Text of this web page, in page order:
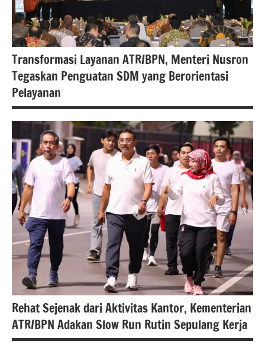
Transformasi Layanan ATR/BPN, Menteri Nusron
Tegaskan Penguatan SDM yang Berorientasi
Pelayanan
#atrbpn
#Kementerian
ATR/BPN
#Kementerian
ATR/BPN RI
Rehat Sejenak dari Aktivitas Kantor, Kementerian
ATR/BPN Adakan Slow Run Rutin Sepulang Kerja